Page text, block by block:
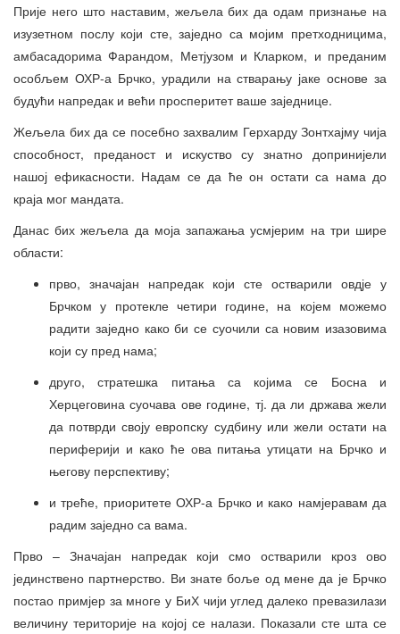
Прије него што наставим, жељела бих да одам признање на
изузетном послу који сте, заједно са мојим претходницима,
амбасадорима Фарандом, Метјузом и Кларком, и преданим
особљем ОХР-а Брчко, урадили на стварању јаке основе за
будући напредак и већи просперитет ваше заједнице.
Жељела бих да се посебно захвалим Герхарду Зонтхајму чија
способност, преданост и искуство су знатно допринијели
нашој ефикасности. Надам се да ће он остати са нама до
краја мог мандата.
Данас бих жељела да моја запажања усмјерим на три шире
области:
прво, значајан напредак који сте остварили овдје у
Брчком у протекле четири године, на којем можемо
радити заједно како би се суочили са новим изазовима
који су пред нама;
друго, стратешка питања са којима се Босна и
Херцеговина суочава ове године, тј. да ли држава жели
да потврди своју европску судбину или жели остати на
периферији и како ће ова питања утицати на Брчко и
његову перспективу;
и треће, приоритете ОХР-а Брчко и како намјеравам да
радим заједно са вама.
Прво – Значајан напредак који смо остварили кроз ово
јединствено партнерство. Ви знате боље од мене да је Брчко
постао примјер за многе у БиХ чији углед далеко превазилази
величину територије на којој се налази. Показали сте шта се